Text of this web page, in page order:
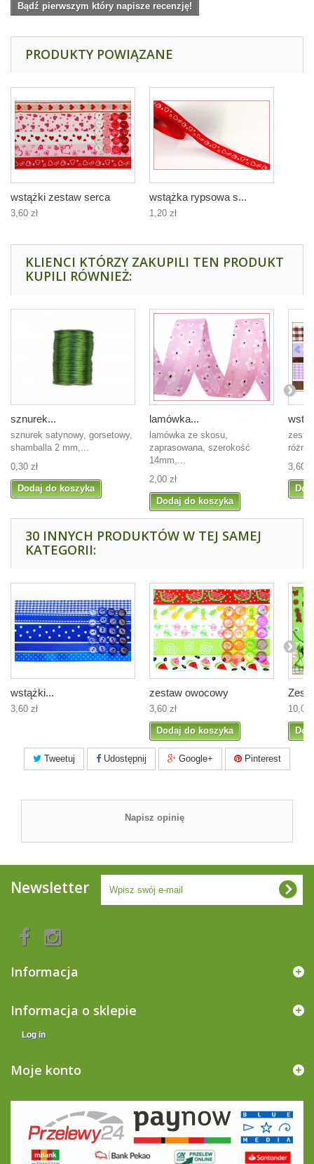
Bądź pierwszym który napisze recenzję!
PRODUKTY POWIĄZANE
wstążki zestaw serca
3,60 zł
wstążka rypsowa s...
1,20 zł
KLIENCI KTÓRZY ZAKUPILI TEN PRODUKT
KUPILI RÓWNIEŻ:
sznurek...
sznurek satynowy, gorsetowy,
shamballa 2 mm,...
0,30 zł
Dodaj do koszyka
lamówka...
lamówka ze skosu,
zaprasowana, szerokość
14mm,...
2,00 zł
Dodaj do koszyka
różne
3,60
30 INNYCH PRODUKTÓW W TEJ SAMEJ
KATEGORII:
wstążki...
3,60 zł
zestaw owocowy
3,60 zł
Dodaj do koszyka
10,00
Tweetuj Udostępnij Google+ Pinterest
Napisz opinię
Newsletter
Informacja
Informacja o sklepie
Log in
Moje konto